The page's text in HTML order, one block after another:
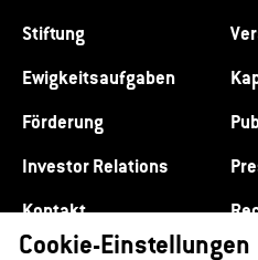
Stiftung
Ewigkeitsaufgaben
Förderung
Investor Relations
Kontakt
Datenschutz
Cookie-Einstellungen